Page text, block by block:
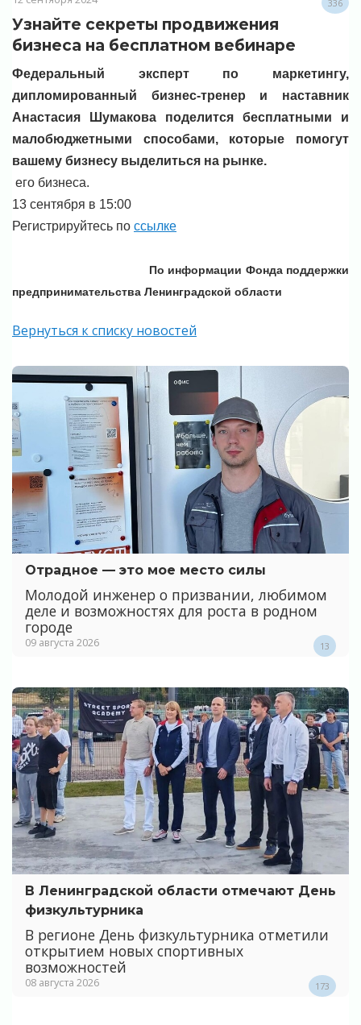
336
Узнайте секреты продвижения
бизнеса на бесплатном вебинаре
Федеральный эксперт по маркетингу,
дипломированный бизнес-тренер и наставник
Анастасия Шумакова поделится бесплатными и
малобюджетными способами, которые помогут
вашему бизнесу выделиться на рынке.
его бизнеса.
13 сентября в 15:00
Регистрируйтесь по ссылке
По информации Фонда поддержки
предпринимательства Ленинградской области
Вернуться к списку новостей
Отрадное — это мое место силы
Молодой инженер о призвании, любимом
деле и возможностях для роста в родном
городе
09 августа 2026 13
В Ленинградской области отмечают День
физкультурника
В регионе День физкультурника отметили
открытием новых спортивных
возможностей
08 августа 2026 173